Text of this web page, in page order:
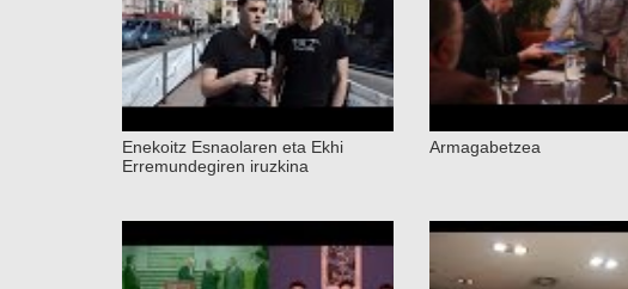
Enekoitz Esnaolaren eta Ekhi
Erremundegiren iruzkina
Armagabetzea